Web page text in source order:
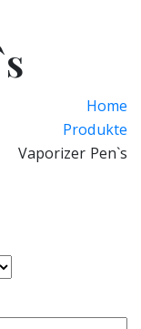
Home
Produkte
Vaporizer Pen`s